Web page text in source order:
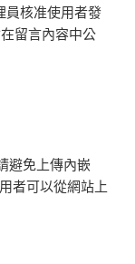
員核准使用者發
留言內容中公
避免上傳內嵌
者可以從網站上